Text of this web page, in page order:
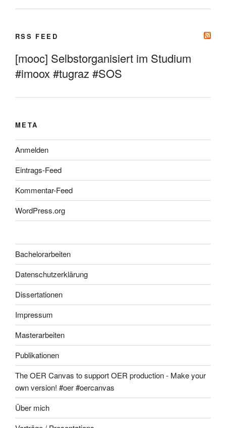
RSS FEED
[mooc] Selbstorganisiert im Studium
#imoox #tugraz #SOS
META
Anmelden
Eintrags-Feed
Kommentar-Feed
WordPress.org
Bachelorarbeiten
Datenschutzerklärung
Dissertationen
Impressum
Masterarbeiten
Publikationen
The OER Canvas to support OER production - Make your
own version! #oer #oercanvas
Über mich